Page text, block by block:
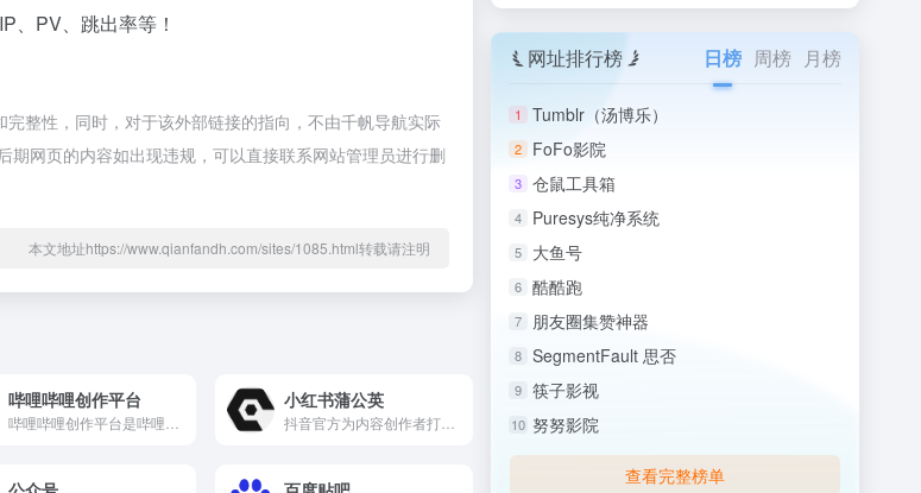
、PV、跳出率等！
整性，同时，对于该外部链接的指向，不由千帆导航实际
网页的内容如出现违规，可以直接联系网站管理员进行删
本文地址https://www.qianfandh.com/sites/1085.html转载请注明
哔哩哔哩创作平台 小红书蒲公英
网址排行榜 日榜 周榜 月榜
1 Tumblr（汤博乐）
2 FoFo影院
3 仓鼠工具箱
4 Puresys纯净系统
5 大鱼号
6 酷酷跑
7 朋友圈集赞神器
8 SegmentFault 思否
9 筷子影视
10 努努影院
查看完整榜单